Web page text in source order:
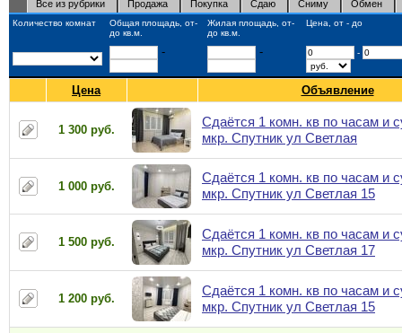
Все из рубрики Продажа Покупка Сдаю Сниму Обмен
Количество комнат
Общая площадь, от-
до кв.м.
Жилая площадь, от-
до кв.м.
Цена, от - до
- - -
Цена Объявление
1 300 руб.
Сдаётся 1 комн. кв по часам и
мкр. Спутник ул Светлая
1 000 руб.
Сдаётся 1 комн. кв по часам и
мкр. Спутник ул Светлая 15
1 500 руб.
Сдаётся 1 комн. кв по часам и
мкр. Спутник ул Светлая 17
1 200 руб.
Сдаётся 1 комн. кв по часам и
мкр. Спутник ул Светлая 15